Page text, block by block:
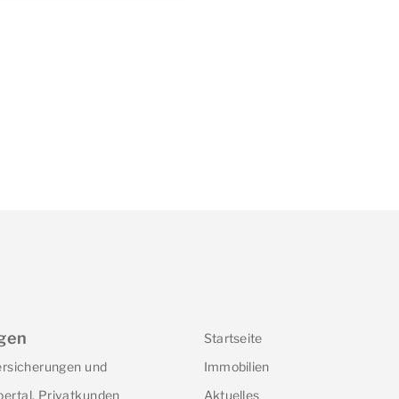
und
Privatkunden
Startseite
Immobilien
Aktuelles